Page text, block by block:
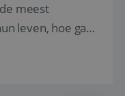
meest
leven, hoe gaaf
als op